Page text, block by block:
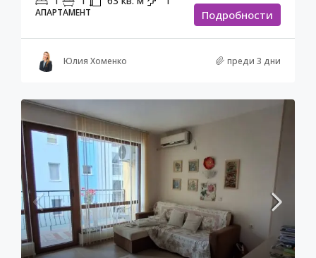
АПАРТАМЕНТ Подробности
Юлия Хоменко преди 3 дни